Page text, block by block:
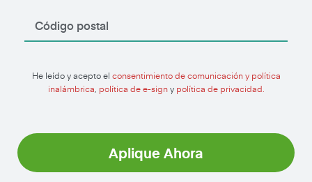
He leído y acepto el consentimiento de comunicación y política
inalámbrica política de e-signy política de privacidad.
Aplique Ahora